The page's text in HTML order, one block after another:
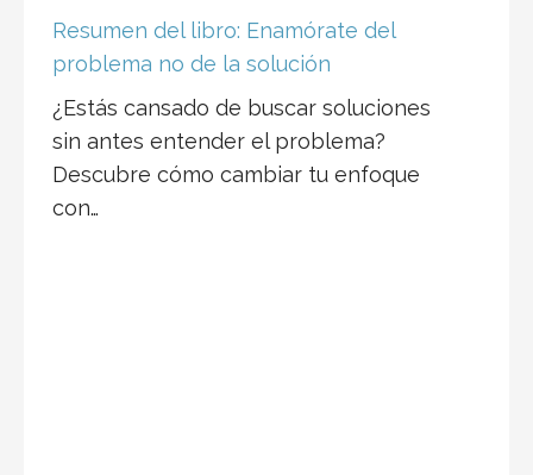
Resumen del libro: Enamórate del
problema no de la solución
¿Estás cansado de buscar soluciones
sin antes entender el problema?
Descubre cómo cambiar tu enfoque
con…